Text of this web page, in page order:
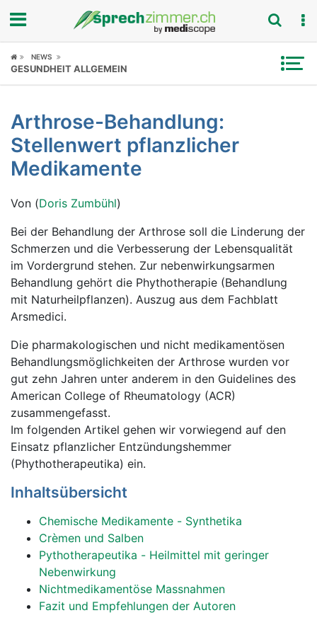
Fokus
Symptome
Untersuchungen
News
Ratgeber
Rubriken
NEWS
GESUNDHEIT ALLGEMEIN
Arthrose-Behandlung:
Stellenwert pflanzlicher
Medikamente
Von (Doris Zumbühl)
Bei der Behandlung der Arthrose soll die Linderung der
Schmerzen und die Verbesserung der Lebensqualität
im Vordergrund stehen. Zur nebenwirkungsarmen
Behandlung gehört die Phythotherapie (Behandlung
mit Naturheilpflanzen). Auszug aus dem Fachblatt
Arsmedici.
Die pharmakologischen und nicht medikamentösen
Behandlungsmöglichkeiten der Arthrose wurden vor
gut zehn Jahren unter anderem in den Guidelines des
American College of Rheumatology (ACR)
zusammengefasst.
Im folgenden Artikel gehen wir vorwiegend auf den
Einsatz pflanzlicher Entzündungshemmer
(Phythotherapeutika) ein.
Inhaltsübersicht
Chemische Medikamente - Synthetika
Crèmen und Salben
Pythotherapeutika - Heilmittel mit geringer
Nebenwirkung
Nichtmedikamentöse Massnahmen
Fazit und Empfehlungen der Autoren